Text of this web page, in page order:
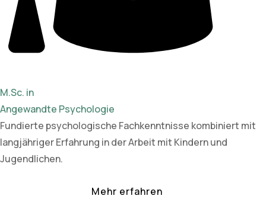
M.Sc. in
Angewandte Psychologie
Fundierte psychologische Fachkenntnisse kombiniert mit
langjähriger Erfahrung in der Arbeit mit Kindern und
Jugendlichen.
Mehr erfahren